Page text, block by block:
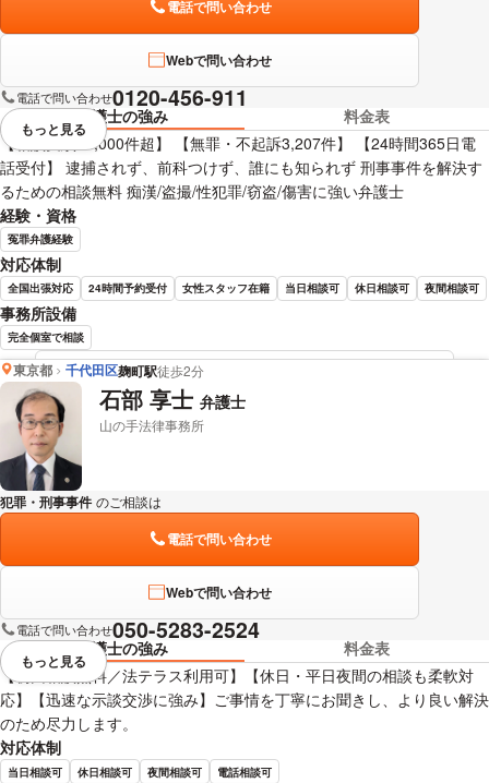
電話で問い合わせ
Webで問い合わせ
電話で問い合わせ0120-456-911
弁護士の強み
料金表
【相談実績40,000件超】 【無罪・不起訴3,207件】 【24時間365日電
話受付】 逮捕されず、前科つけず、誰にも知られず 刑事事件を解決す
るための相談無料 痴漢/盗撮/性犯罪/窃盗/傷害に強い弁護士
経験・資格
冤罪弁護経験
対応体制
全国出張対応 24時間予約受付 女性スタッフ在籍 当日相談可 休日相談可 夜間相談可
事務所設備
完全個室で相談
富澤 貴浩 弁護士の詳細情報を見る
視覚的に省略されている要素を
もっと見る
東京都 千代田区麹町駅徒歩2分
石部 享士 弁護士
山の手法律事務所
犯罪・刑事事件 のご相談は
電話で問い合わせ
Webで問い合わせ
電話で問い合わせ050-5283-2524
弁護士の強み
料金表
【初回相談無料／法テラス利用可】【休日・平日夜間の相談も柔軟対
応】【迅速な示談交渉に強み】ご事情を丁寧にお聞きし、より良い解決
のため尽力します。
対応体制
当日相談可 休日相談可 夜間相談可 電話相談可
視覚的に省略されている要素を
もっと見る